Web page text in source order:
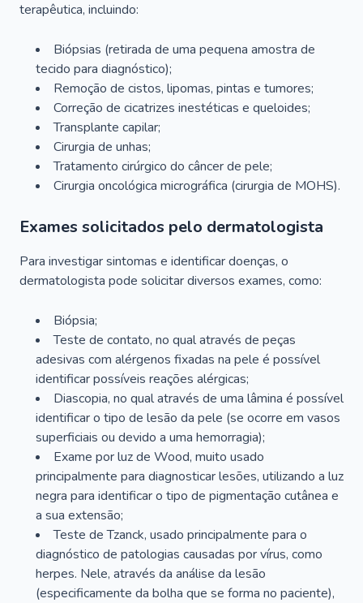
terapêutica, incluindo:
Biópsias (retirada de uma pequena amostra de
tecido para diagnóstico);
Remoção de cistos, lipomas, pintas e tumores;
Correção de cicatrizes inestéticas e queloides;
Transplante capilar;
Cirurgia de unhas;
Tratamento cirúrgico do câncer de pele;
Cirurgia oncológica micrográfica (cirurgia de MOHS).
Exames solicitados pelo dermatologista
Para investigar sintomas e identificar doenças, o
dermatologista pode solicitar diversos exames, como:
Biópsia;
Teste de contato, no qual através de peças
adesivas com alérgenos fixadas na pele é possível
identificar possíveis reações alérgicas;
Diascopia, no qual através de uma lâmina é possível
identificar o tipo de lesão da pele (se ocorre em vasos
superficiais ou devido a uma hemorragia);
Exame por luz de Wood, muito usado
principalmente para diagnosticar lesões, utilizando a luz
negra para identificar o tipo de pigmentação cutânea e
a sua extensão;
Teste de Tzanck, usado principalmente para o
diagnóstico de patologias causadas por vírus, como
herpes. Nele, através da análise da lesão
(especificamente da bolha que se forma no paciente),